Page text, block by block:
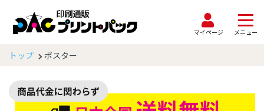
マイページ メニュー
トップ ポスター